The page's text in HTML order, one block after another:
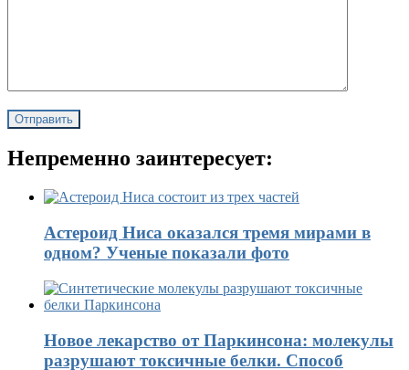
Непременно заинтересует:
Астероид Ниса оказался тремя мирами в
одном? Ученые показали фото
Новое лекарство от Паркинсона: молекулы
разрушают токсичные белки. Способ